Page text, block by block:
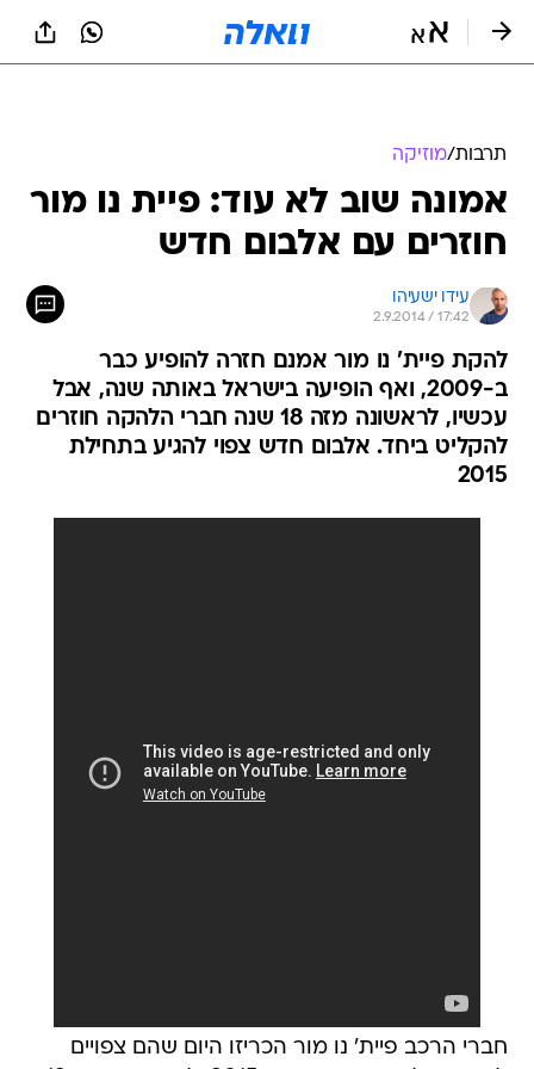
תרבות/מוזיקה
אמונה שוב לא עוד: פיית נו מור
חוזרים עם אלבום חדש
עידו ישעיהו
2.9.2014 / 17:42
להקת פיית' נו מור אמנם חזרה להופיע כבר
ב-2009, ואף הופיעה בישראל באותה שנה, אבל
עכשיו, לראשונה מזה 18 שנה חברי הלהקה חוזרים
להקליט ביחד. אלבום חדש צפוי להגיע בתחילת
2015
חברי הרכב פיית' נו מור הכריזו היום שהם צפויים